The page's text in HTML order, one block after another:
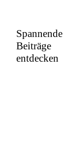
Spannende
Beiträge
entdecken